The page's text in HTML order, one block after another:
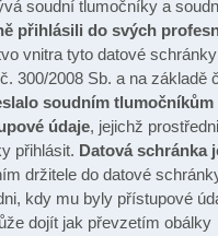
soudní tlumočníky a
přihlásili do svých
vnitra tyto datové
300/2008 Sb. a na základě
soudním tlumočníkům
údaje, jejichž
přihlásit. Datová schránka
držitele do datové
kdy mu byly přístupové
dojít jak převzetím obálky